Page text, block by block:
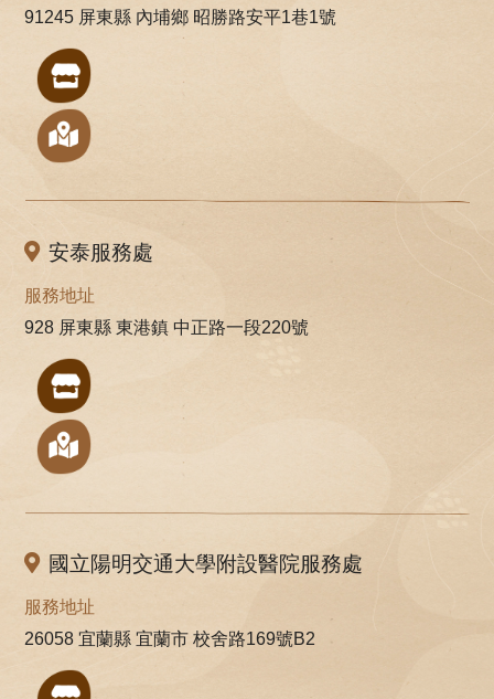
91245 屏東縣 內埔鄉 昭勝路安平1巷1號
安泰服務處
服務地址
928 屏東縣 東港鎮 中正路一段220號
國立陽明交通大學附設醫院服務處
服務地址
26058 宜蘭縣 宜蘭市 校舍路169號B2